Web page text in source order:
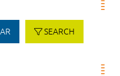
SEARCH